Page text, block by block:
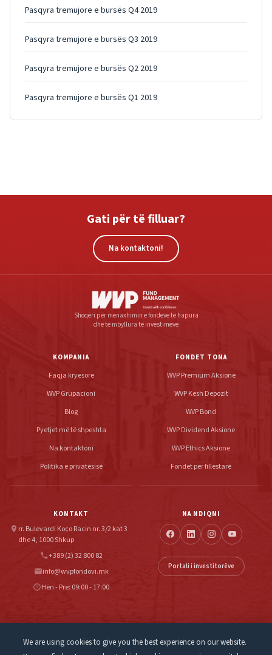
Pasqyra tremujore e bursës Q4 2019
Pasqyra tremujore e bursës Q3 2019
Pasqyra tremujore e bursës Q2 2019
Pasqyra tremujore e bursës Q1 2019
Gati për të filluar?
Na kontaktoni!
Shoqëri për menaxhimin e fondeve të hapura
dhe të mbyllura të investimeve
KOMPANIA
Faqja kryesore
WVP Grupacioni
Blog
Pyetjet më të shpeshta
Na kontaktoni
Politika e privatësisë
FONDET TONA
WVP Premium Aksione
WVP Kesh Depozit
WVP Bond
WVP Dividend Aksione
WVP Ethics Aksione
Fondet për fillestarë
KONTAKT
location_on rr. Bulevardi Koço Racin nr. 3/2 kat 3
dhe 4, 1000 Shkup
phone+389 (2) 32 800 82
emailinfo@wvpfondovi.mk
scheduleHën - Pre: 09:00 - 17:00
NA NDIQNI
Portali i investitorëve
VFP Fund Management SHA Shkup është shoqëri e licencuar për menaxhimin e fondeve të
investimeve, e rregulluar nga Komisioni i Letrave me Vlerë i Republikës së Maqedonisë së Veriut.
We are using cookies to give you the best experience on our website.